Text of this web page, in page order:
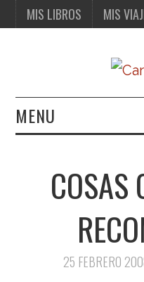
MIS LIBROS MIS
MENU
MIS VIAJES
COSAS
25 FEBRERO